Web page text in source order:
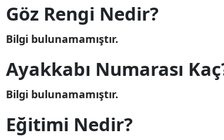
Göz Rengi Nedir?
Bilgi bulunamamıştır.
Ayakkabı Numarası
Bilgi bulunamamıştır.
Eğitimi Nedir?